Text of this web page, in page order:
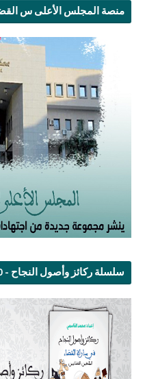
منصة المجلس الأعلى س
سلسلة ركائز وأصول النجاح - 10 اجزاء - القضاء المحاماة ...